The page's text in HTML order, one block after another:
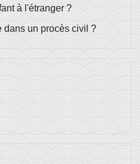
à l'étranger ?
dans un procès civil ?